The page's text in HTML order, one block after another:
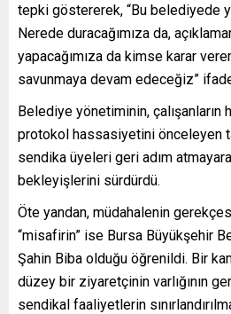
tepki göstererek, “Bu belediyede
Nerede duracağımıza da,
yapacağımıza da kimse karar
savunmaya devam edeceğiz”
Belediye yönetiminin,
protokol hassasiyetini önceleyen
sendika üyeleri geri adım
bekleyişlerini sürdürdü.
Öte yandan, müdahalenin
“misafirin” ise Bursa Büyükşehir
Şahin Biba olduğu öğrenildi. Bir
düzey bir ziyaretçinin varlığının
sendikal faaliyetlerin